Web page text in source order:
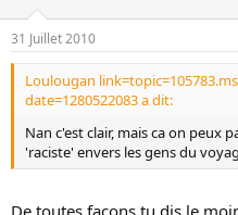
31 Juillet 2010
Loulougan
date=1280522083 a dit:
Nan c'est clair, mais ca on peux
'raciste' envers les gens du